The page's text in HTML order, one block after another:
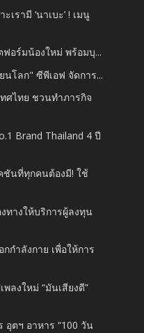
เรามี ‘นาเบะ’ ! เมนู
อร์มน้องใหม่ พร้อมบุ...
นโลก" ซีพีเอฟ จัดการ...
ศไทย ชวนทำภารกิจ
Brand Thailand 4 ปี
ชันที่ทุกคนต้องมี! ใช้
ทางให้บริการผู้ลงทุน
กำลังกาย เพื่อให้การ
ลงใหม่ “มันเสียงดี”
อุตฯ อาหาร “100 วัน